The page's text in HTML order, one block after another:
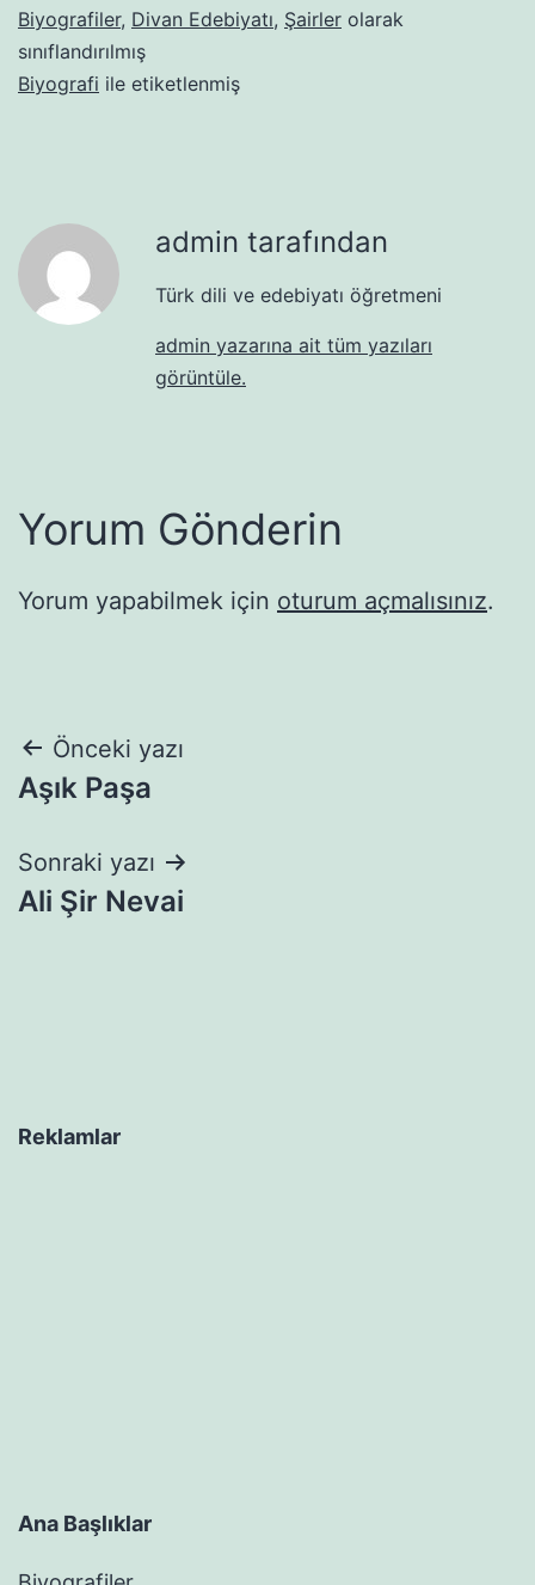
Biyografiler, Divan Edebiyatı, Şairler olarak
sınıflandırılmış
Biyografi ile etiketlenmiş
admin tarafından
Türk dili ve edebiyatı öğretmeni
admin yazarına ait tüm yazıları
görüntüle.
Yorum Gönderin
Yorum yapabilmek için oturum açmalısınız.
Yazı
gezinmesi
Önceki yazı
Aşık Paşa
Sonraki yazı
Ali Şir Nevai
Reklamlar
Ana Başlıklar